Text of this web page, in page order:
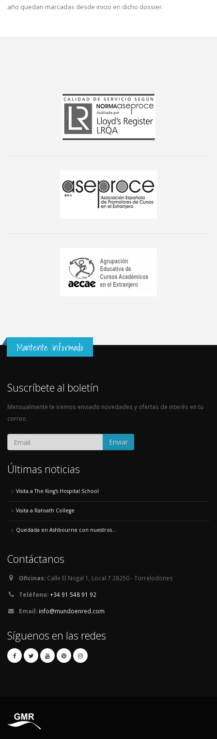
año quedan marcadas desde inicio en dicho dossier.
Mantente informado
Suscríbete al boletín
Mensualmente te iremos enviado novedades y ofertas de interés en tu
correo.
Enviar
Últimas noticias
Visita a The King's Hospital School
Visita a Ratoath College
Quedada en Ashbourne con nuestros...
Contáctanos
Oficinas: Calle El Nogal 1, Local 7 28250 - Torrelodones
Teléfono:+34 91 548 91 92
Email: info@mundoenred.com
Síguenos en las redes